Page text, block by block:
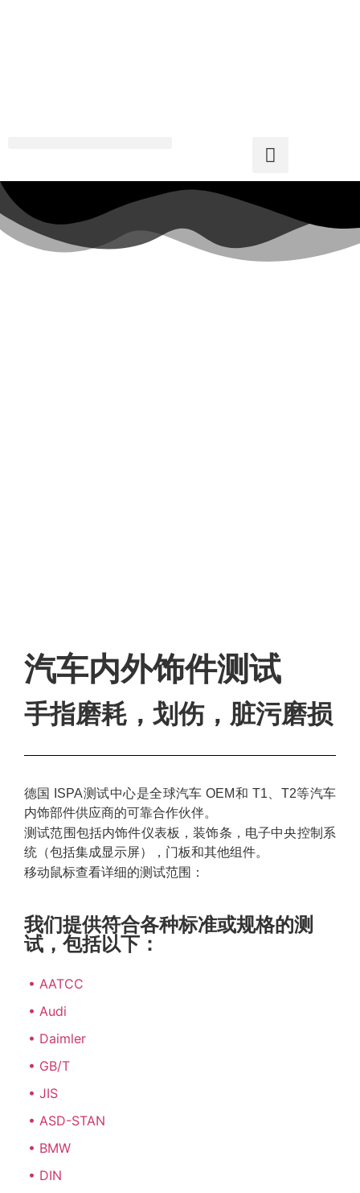
汽车内外饰件测试
手指磨耗，划伤，脏污磨损
德国 ISPA测试中心是全球汽车 OEM和 T1、T2等汽车
内饰部件供应商的可靠合作伙伴。
测试范围包括内饰件仪表板，装饰条，电子中央控制系
统（包括集成显示屏），门板和其他组件。
移动鼠标查看详细的测试范围：
我们提供符合各种标准或规格的测
试，包括以下：
• AATCC
• Audi
• Daimler
• GB/T
• JIS
• ASD-STAN
• BMW
• DIN